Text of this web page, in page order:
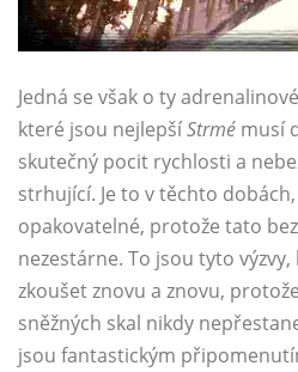
Jedná se však o ty adrenalinové
které jsou nejlepšíStrmé musí
skutečný pocit rychlosti a
strhující. Je to v těchto
opakovatelné, protože tato
nezestárne. To jsou tyto
zkoušet znovu a znovu,
sněžných skal nikdy
jsou fantastickým